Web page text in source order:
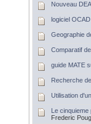
Nouveau
logiciel OCAD
Geographie
Comparatif
guide MATE
Recherche
Utilisation
Le
Frederic